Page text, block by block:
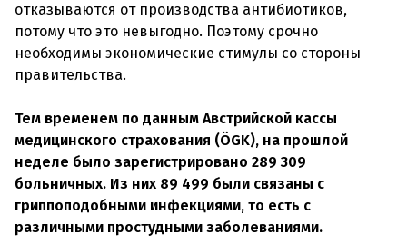
отказываются от производства антибиотиков,
потому что это невыгодно. Поэтому срочно
необходимы экономические стимулы со стороны
правительства.
Тем временем по данным Австрийской кассы
медицинского страхования (ÖGK), на прошлой
неделе было зарегистрировано 289 309
больничных. Из них 89 499 были связаны с
гриппоподобными инфекциями, то есть с
различными простудными заболеваниями.